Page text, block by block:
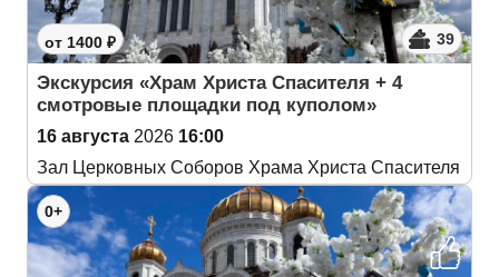
от 1400 ₽ 39
Экскурсия «Храм Христа Спасителя + 4
смотровые площадки под куполом»
16 августа 2026 16:00
Зал Церковных Соборов Храма Христа Спасителя
0+